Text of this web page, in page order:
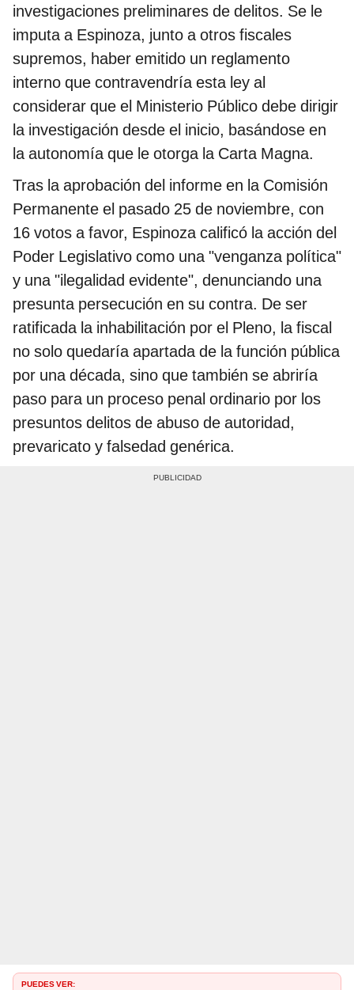
investigaciones preliminares de delitos. Se le
imputa a Espinoza, junto a otros fiscales
supremos, haber emitido un reglamento
interno que contravendría esta ley al
considerar que el Ministerio Público debe dirigir
la investigación desde el inicio, basándose en
la autonomía que le otorga la Carta Magna.
Tras la aprobación del informe en la Comisión
Permanente el pasado 25 de noviembre, con
16 votos a favor, Espinoza calificó la acción del
Poder Legislativo como una "venganza política"
y una "ilegalidad evidente", denunciando una
presunta persecución en su contra. De ser
ratificada la inhabilitación por el Pleno, la fiscal
no solo quedaría apartada de la función pública
por una década, sino que también se abriría
paso para un proceso penal ordinario por los
presuntos delitos de abuso de autoridad,
prevaricato y falsedad genérica.
PUEDES VER: